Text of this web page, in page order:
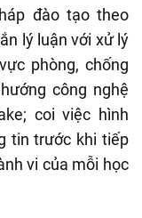
đào tạo theo
lý luận với xử lý
phòng, chống
công nghệ
coi việc hình
tin trước khi tiếp
vi của mỗi học